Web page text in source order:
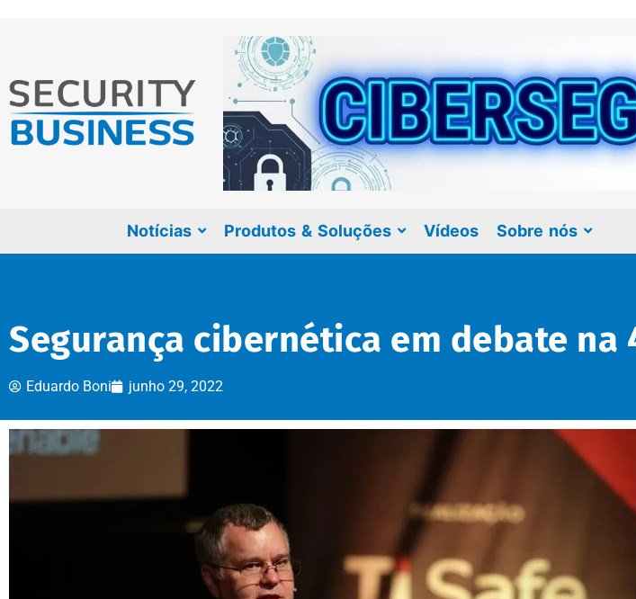
Notícias Produtos & Soluções Vídeos Sobre nós
Segurança cibernética em debate na
Eduardo Boni junho 29, 2022